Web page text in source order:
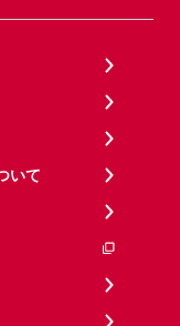
いて